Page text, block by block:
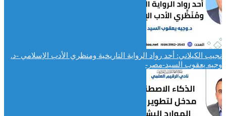
نجيب الكيلاني: أحد رواد الرواية التاريخية ومنظري الأدب الإسلامي -د.
وجيه يعقوب السيد-مصر-